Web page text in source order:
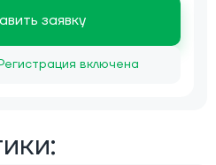
заявку
включена